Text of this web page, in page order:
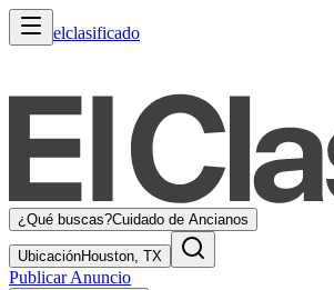
elclasificado
¿Qué buscas?Cuidado de Ancianos
UbicaciónHouston, TX
Publicar Anuncio